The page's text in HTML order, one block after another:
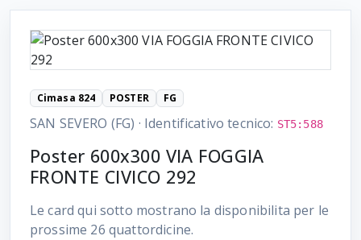
Cimasa 824 POSTER FG
SAN SEVERO (FG) · Identificativo tecnico: ST5:588
Poster 600x300 VIA FOGGIA
FRONTE CIVICO 292
Le card qui sotto mostrano la disponibilita per le
prossime 26 quattordicine.